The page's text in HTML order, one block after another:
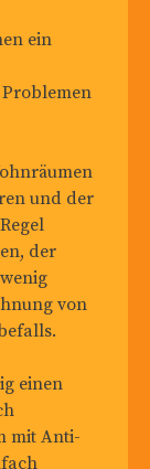
ein
und der
der
von
einen
mit Anti-